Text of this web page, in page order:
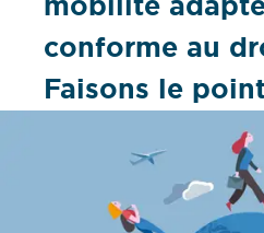
conforme au
Faisons le